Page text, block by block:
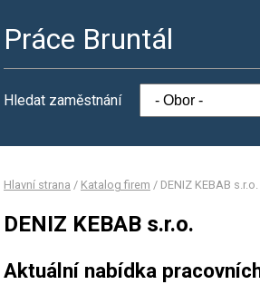
Práce Bruntál
Hledat zaměstnání
Hlavní strana / Katalog firem / DENIZ KEBAB s.r.o.
DENIZ KEBAB s.r.o.
Aktuální nabídka